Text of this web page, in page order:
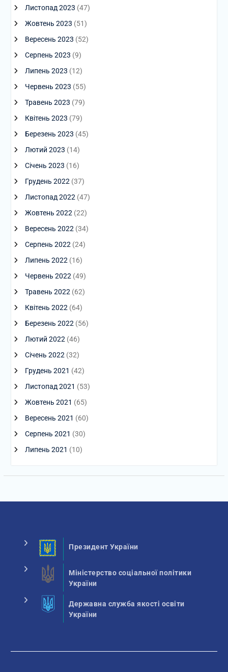
Листопад 2023 (47)
Жовтень 2023 (51)
Вересень 2023 (52)
Серпень 2023 (9)
Липень 2023 (12)
Червень 2023 (55)
Травень 2023 (79)
Квітень 2023 (79)
Березень 2023 (45)
Лютий 2023 (14)
Січень 2023 (16)
Грудень 2022 (37)
Листопад 2022 (47)
Жовтень 2022 (22)
Вересень 2022 (34)
Серпень 2022 (24)
Липень 2022 (16)
Червень 2022 (49)
Травень 2022 (62)
Квітень 2022 (64)
Березень 2022 (56)
Лютий 2022 (46)
Січень 2022 (32)
Грудень 2021 (42)
Листопад 2021 (53)
Жовтень 2021 (65)
Вересень 2021 (60)
Серпень 2021 (30)
Липень 2021 (10)
Президент України
Міністерство соціальної політики
України
Державна служба якості освіти
України